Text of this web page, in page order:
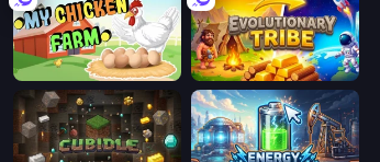
My Chicken Farm Evolutionary Tribe